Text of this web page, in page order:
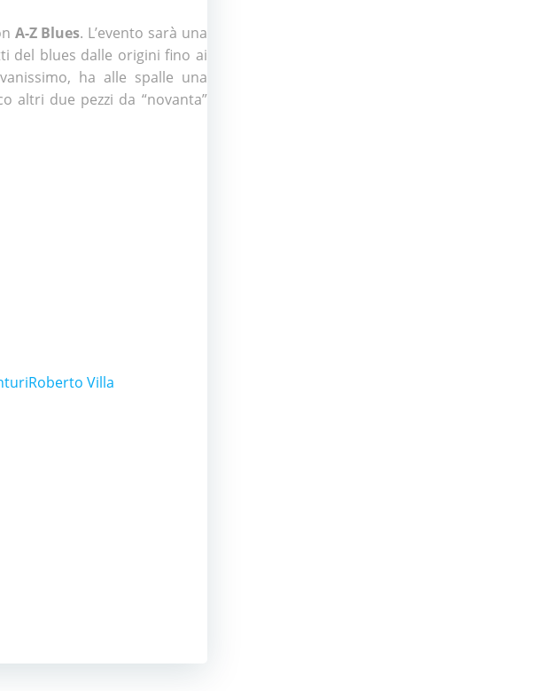
A-Z Blues. L’evento sarà una
del blues dalle origini fino ai
ha alle spalle una
altri due pezzi da “novanta”
Roberto Villa